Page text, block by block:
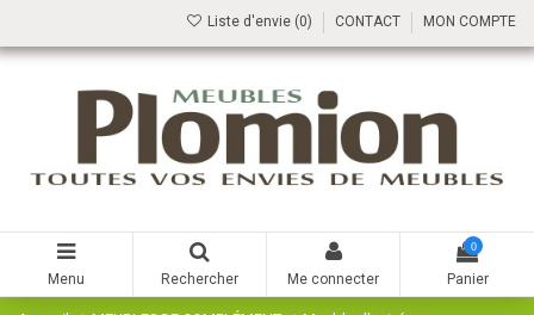
Liste d'envie (0) CONTACT MON COMPTE
Menu Rechercher Me connecter
0
Panier